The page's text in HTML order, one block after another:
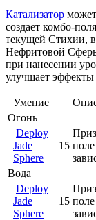
Катализатор
создает комбо-
текущей Стихии,
Нефритовой Сферы
при нанесении
улучшает эффекты
Умение
Огонь
Deploy
Jade
Sphere
15
Вода
Deploy
Jade
Sphere
15